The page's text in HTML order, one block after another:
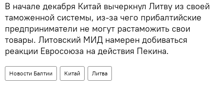
В начале декабря Китай вычеркнул Литву из своей
таможенной системы, из-за чего прибалтийские
предприниматели не могут растаможить свои
товары. Литовский МИД намерен добиваться
реакции Евросоюза на действия Пекина.
Новости Балтии Китай Литва